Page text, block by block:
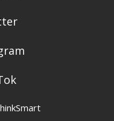
Mười Hai 2023
Mười Một 2023
Chín 2023